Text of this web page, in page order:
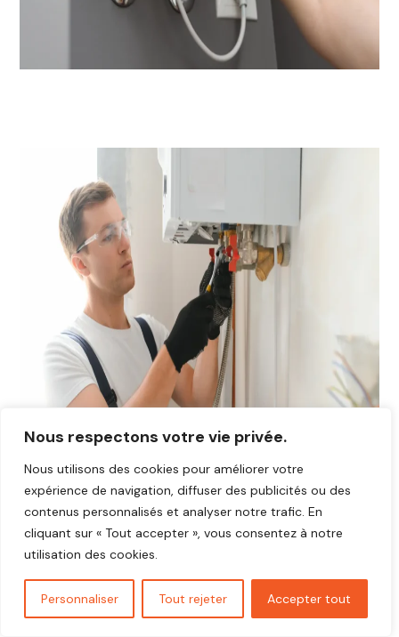
Nous respectons votre vie privée.
Nous utilisons des cookies pour améliorer votre
expérience de navigation, diffuser des publicités ou des
contenus personnalisés et analyser notre trafic. En
cliquant sur « Tout accepter », vous consentez à notre
utilisation des cookies.
Personnaliser Tout rejeter Accepter tout
Avis plombier Bâlines 27130
Vous cherchez un plombier fiable et réactif dans
Découvrez les avis de nos clients satisfaits qui ont
bénéficié d’interventions rapides, soignées et au juste prix.